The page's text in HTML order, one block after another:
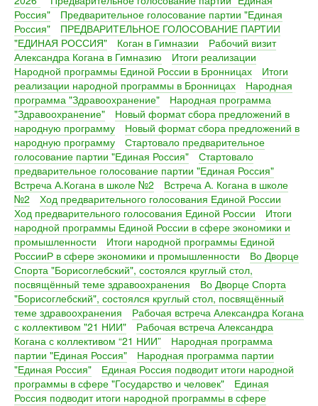
Россия"
Предварительное голосование партии "Единая
Россия"
ПРЕДВАРИТЕЛЬНОЕ ГОЛОСОВАНИЕ ПАРТИИ
"ЕДИНАЯ РОССИЯ"
Коган в Гимназии
Рабочий визит
Александра Когана в Гимназию
Итоги реализации
Народной программы Единой России в Бронницах
Итоги
реализации народной программы в Бронницах
Народная
программа "Здравоохранение"
Народная программа
"Здравоохранение"
Новый формат сбора предложений в
народную программу
Новый формат сбора предложений в
народную программу
Стартовало предварительное
голосование партии "Единая Россия"
Стартовало
предварительное голосование партии "Единая Россия"
Встреча А.Когана в школе №2
Встреча А. Когана в школе
№2
Ход предварительного голосования Единой России
Ход предварительного голосования Единой России
Итоги
народной программы Единой России в сфере экономики и
промышленности
Итоги народной программы Единой
РоссииР в сфере экономики и промышленности
Во Дворце
Спорта "Борисоглебский", состоялся круглый стол,
посвящённый теме здравоохранения
Во Дворце Спорта
"Борисоглебский", состоялся круглый стол, посвящённый
теме здравоохранения
Рабочая встреча Александра Когана
с коллективом "21 НИИ"
Рабочая встреча Александра
Когана с коллективом “21 НИИ”
Народная программа
партии "Единая Россия"
Народная программа партии
"Единая Россия"
Единая Россия подводит итоги народной
программы в сфере "Государство и человек"
Единая
Россия подводит итоги народной программы в сфере